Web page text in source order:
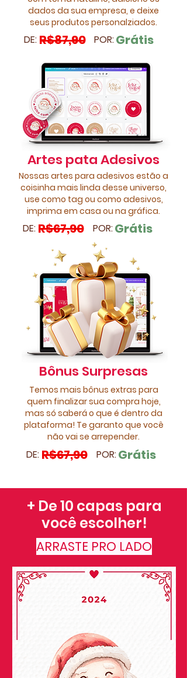
dados da sua empresa, e deixe
seus produtos personalziados.
DE: R$87,90 POR:Grátis
Artes pata Adesivos
Nossas artes para adesivos estão a
coisinha mais linda desse universo,
use como tag ou como adesivos,
imprima em casa ou na gráfica.
DE: R$67,90 POR:Grátis
Bônus Surpresas
Temos mais bônus extras para
quem finalizar sua compra hoje,
mas só saberá o que é dentro da
plataforma! Te garanto que você
não vai se arrepender.
DE: R$67,90 POR:Grátis
+ De 10 capas para
você escolher!
ARRASTE PRO LADO